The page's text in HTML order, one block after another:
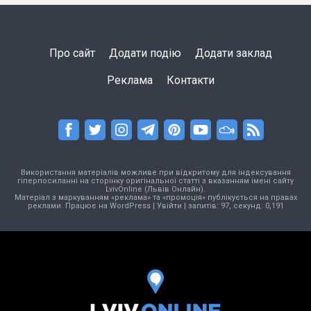
Про сайт Додати подію Додати заклад
Реклама Контакти
Використання матеріалів можливе при відкритому для індексування
гіперпосиланні на сторінку оригінальної статті з вказанням імені сайту
LvivOnline (Львів Онлайн).
Матеріал з маркуванням «реклама» та «промоція» публікується на правах
реклами. Працює на WordPress| Увійти | запитів: 97, секунд: 0,191